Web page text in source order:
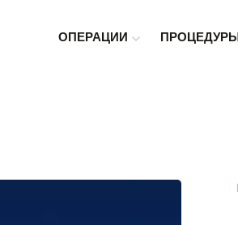
ОПЕРАЦИИ ПРОЦЕДУРЫ